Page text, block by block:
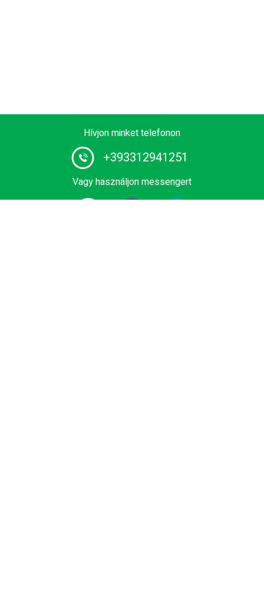
Hívjon minket telefonon
+393312941251
Vagy használjon messengert